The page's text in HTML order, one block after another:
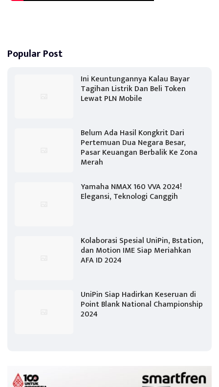
Popular Post
Ini Keuntungannya Kalau Bayar
Tagihan Listrik Dan Beli Token
Lewat PLN Mobile
Belum Ada Hasil Kongkrit Dari
Pertemuan Dua Negara Besar,
Pasar Keuangan Berbalik Ke Zona
Merah
Yamaha NMAX 160 VVA 2024!
Elegansi, Teknologi Canggih
Kolaborasi Spesial UniPin, Bstation,
dan Motion IME Siap Meriahkan
AFA ID 2024
UniPin Siap Hadirkan Keseruan di
Point Blank National Championship
2024